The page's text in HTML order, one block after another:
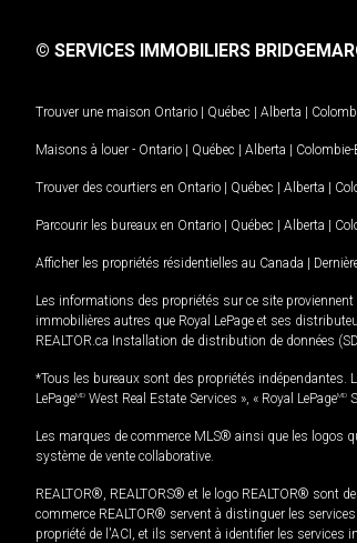
© SERVICES IMMOBILIERS
Trouver une maison Ontario | Québec | Alberta |
Maisons à louer - Ontario | Québec | Alberta |
Trouver des courtiers en Ontario | Québec | Alberta |
Parcourir les bureaux en Ontario | Québec | Alberta |
Afficher les propriétés résidentielles au Canada |
Les informations des propriétés sur ce site
immobilières autres que Royal LePage et ses
REALTOR.ca Installation de distribution de données
*Tous les bureaux sont des propriétés indépendantes.
LePageMD West Real Estate Services », « Royal LePageMD
Les marques de commerce MLS® ainsi que les logos
système de vente collaborative.
REALTOR®, REALTORS® et le logo REALTOR® sont
commerce REALTOR® servent à distinguer les
propriété de l'ACI, et ils servent à identifier les